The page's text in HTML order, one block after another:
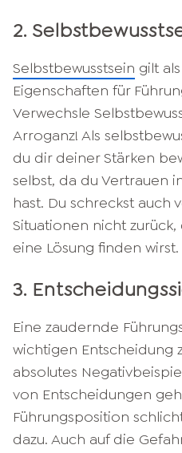
2.
Selbstbewusstsein gilt
Eigenschaften für
Verwechsle
Arroganz! Als
du dir deiner Stärken
selbst, da du Vertrauen
hast. Du schreckst auch
Situationen nicht
eine Lösung finden wirst.
3.
Eine zaudernde
wichtigen Entscheidung
absolutes
von Entscheidungen
Führungsposition
dazu. Auch auf die